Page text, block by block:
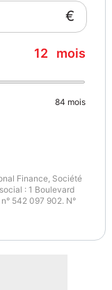
€
12 mois
84 mois
Finance, Société
: 1 Boulevard
542 097 902. N°